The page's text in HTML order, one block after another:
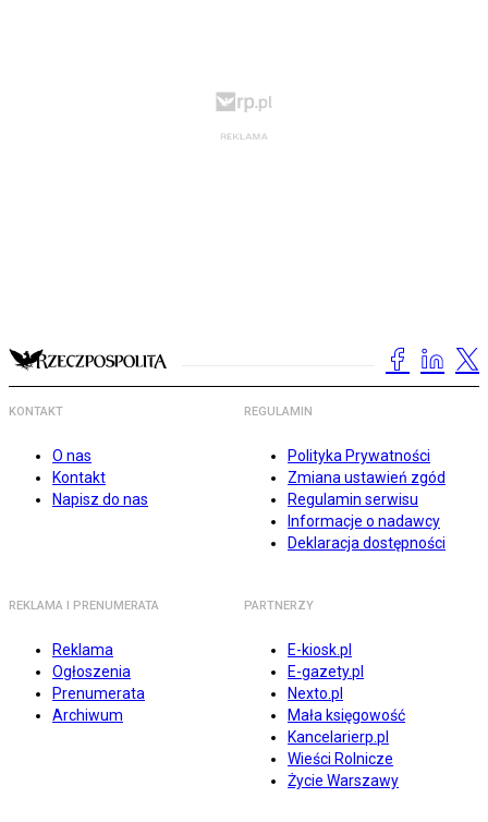
KONTAKT
O nas
Kontakt
Napisz do nas
REGULAMIN
Polityka Prywatności
Zmiana ustawień zgód
Regulamin serwisu
Informacje o nadawcy
Deklaracja dostępności
REKLAMA I PRENUMERATA
Reklama
Ogłoszenia
Prenumerata
Archiwum
PARTNERZY
E-kiosk.pl
E-gazety.pl
Nexto.pl
Mała księgowość
Kancelarierp.pl
Wieści Rolnicze
Życie Warszawy